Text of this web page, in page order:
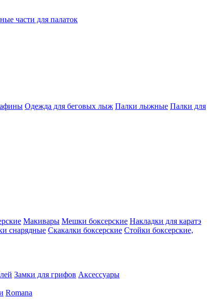
части для палаток
Одежда для беговых лыж Палки лыжные Палки для
Макивары Мешки боксерские Накладки для каратэ
снарядные Скакалки боксерские Стойки боксерские,
Замки для грифов Аксессуары
Romana